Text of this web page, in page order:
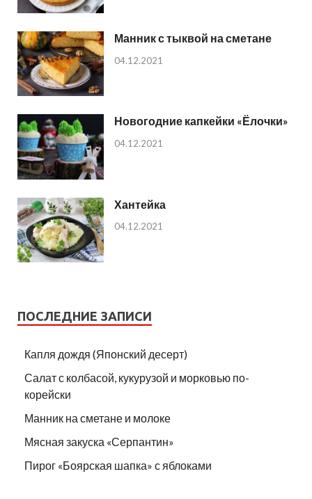
Манник с тыквой на сметане
04.12.2021
Новогодние капкейки «Ёлочки»
04.12.2021
Хантейка
04.12.2021
ПОСЛЕДНИЕ ЗАПИСИ
Капля дождя (Японский десерт)
Салат с колбасой, кукурузой и морковью по-
корейски
Манник на сметане и молоке
Мясная закуска «Серпантин»
Пирог «Боярская шапка» с яблоками